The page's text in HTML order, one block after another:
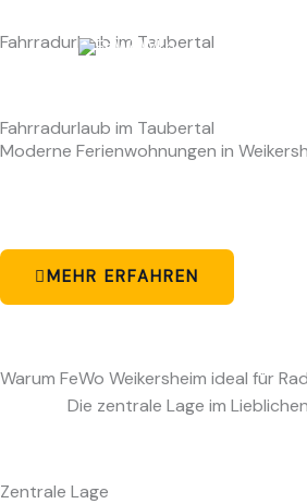
Inhalt
Fahrradurlaub im Taubertal
Fahrradurlaub im Taubertal
Moderne Ferienwohnungen in
MEHR ERFAHREN
Warum FeWo Weikersheim ideal für
Die zentrale Lage im
Zentrale Lage